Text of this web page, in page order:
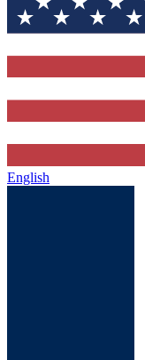
English